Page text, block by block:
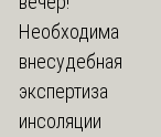
Необходима
внесудебная
экспертиза
инсоляции